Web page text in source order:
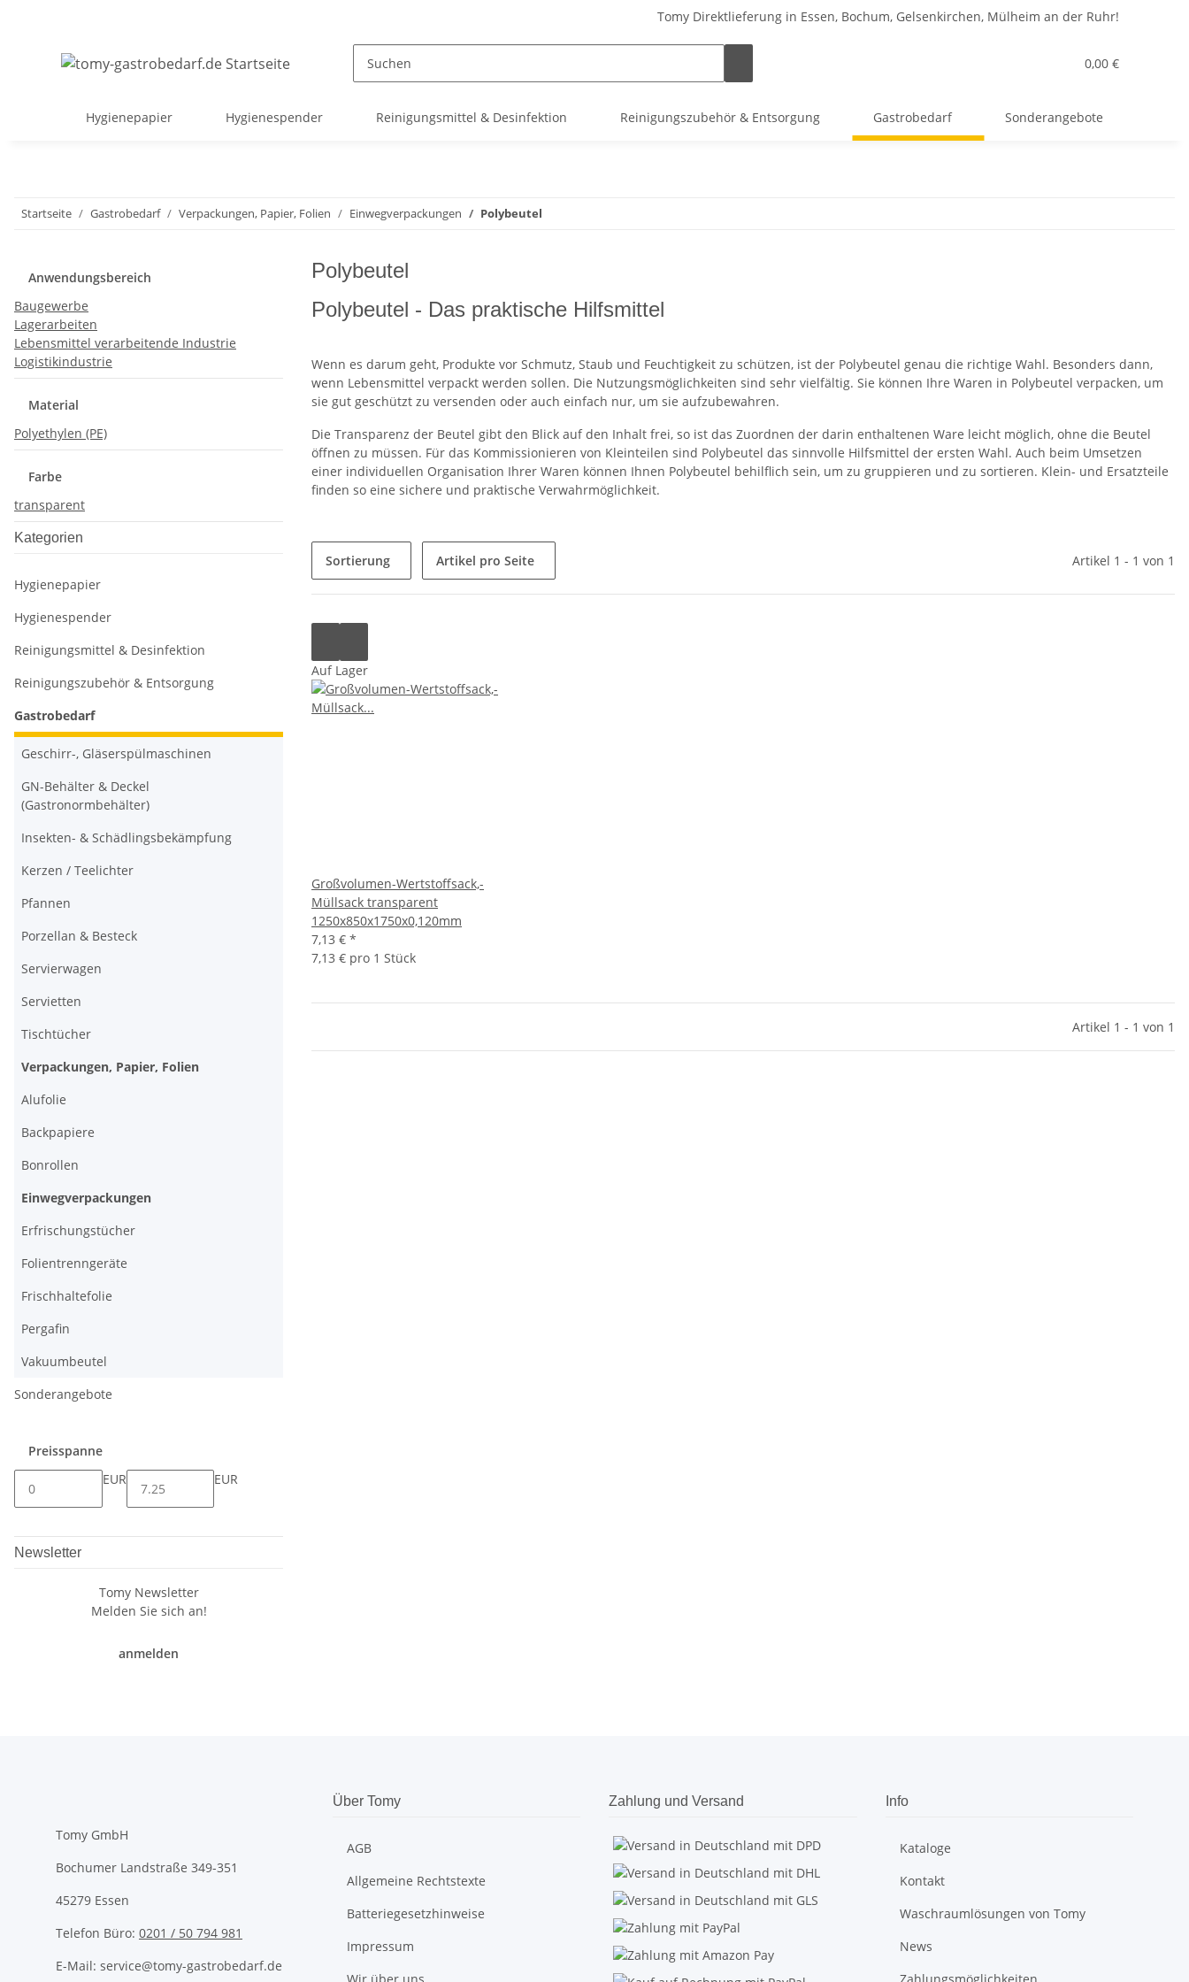
Tomy Direktlieferung in Essen, Bochum, Gelsenkirchen, Mülheim an der Ruhr!
0,00 €
Hygienepapier Hygienespender Reinigungsmittel & Desinfektion Reinigungszubehör & Entsorgung Gastrobedarf Sonderangebote
Startseite Gastrobedarf Verpackungen, Papier, Folien Einwegverpackungen Polybeutel
Polybeutel
Polybeutel - Das praktische Hilfsmittel
Wenn es darum geht, Produkte vor Schmutz, Staub und Feuchtigkeit zu schützen, ist der Polybeutel genau die richtige Wahl. Besonders dann,
wenn Lebensmittel verpackt werden sollen. Die Nutzungsmöglichkeiten sind sehr vielfältig. Sie können Ihre Waren in Polybeutel verpacken, um
sie gut geschützt zu versenden oder auch einfach nur, um sie aufzubewahren.
Die Transparenz der Beutel gibt den Blick auf den Inhalt frei, so ist das Zuordnen der darin enthaltenen Ware leicht möglich, ohne die Beutel
öffnen zu müssen. Für das Kommissionieren von Kleinteilen sind Polybeutel das sinnvolle Hilfsmittel der ersten Wahl. Auch beim Umsetzen
einer individuellen Organisation Ihrer Waren können Ihnen Polybeutel behilflich sein, um zu gruppieren und zu sortieren. Klein- und Ersatzteile
finden so eine sichere und praktische Verwahrmöglichkeit.
Sortierung Artikel pro Seite Artikel 1 - 1 von 1
Auf Lager
Großvolumen-Wertstoffsack,-
Müllsack transparent
1250x850x1750x0,120mm
7,13 € *
7,13 € pro 1 Stück
Artikel 1 - 1 von 1
Anwendungsbereich
Baugewerbe
Lagerarbeiten
Lebensmittel verarbeitende Industrie
Logistikindustrie
Material
Polyethylen (PE)
Farbe
transparent
Kategorien
Hygienepapier
Hygienespender
Reinigungsmittel & Desinfektion
Reinigungszubehör & Entsorgung
Gastrobedarf
Geschirr-, Gläserspülmaschinen
GN-Behälter & Deckel
(Gastronormbehälter)
Insekten- & Schädlingsbekämpfung
Kerzen / Teelichter
Pfannen
Porzellan & Besteck
Servierwagen
Servietten
Tischtücher
Verpackungen, Papier, Folien
Alufolie
Backpapiere
Bonrollen
Einwegverpackungen
Erfrischungstücher
Folientrenngeräte
Frischhaltefolie
Pergafin
Vakuumbeutel
Sonderangebote
Preisspanne
EUR
EUR
Newsletter
Tomy Newsletter
Melden Sie sich an!
anmelden
Tomy GmbH
Bochumer Landstraße 349-351
45279 Essen
Telefon Büro: 0201 / 50 794 981
E-Mail: service@tomy-gastrobedarf.de
Über Tomy
AGB
Allgemeine Rechtstexte
Batteriegesetzhinweise
Impressum
Zahlung und Versand Info
Kataloge
Kontakt
Waschraumlösungen von Tomy
News